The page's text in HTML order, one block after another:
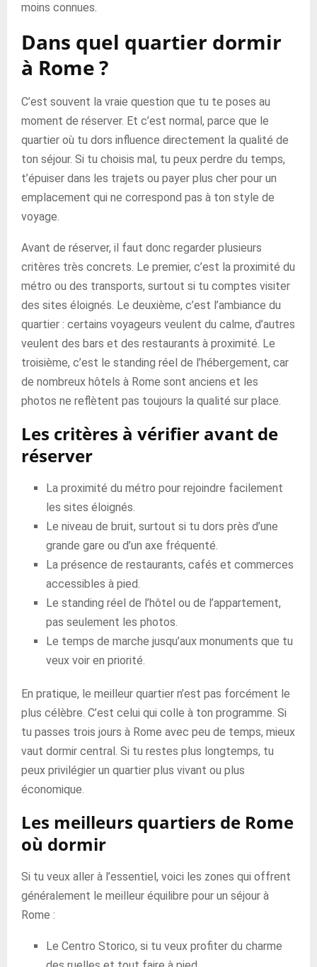
moins connues.
Dans quel quartier dormir
à Rome ?
C’est souvent la vraie question que tu te poses au
moment de réserver. Et c’est normal, parce que le
quartier où tu dors influence directement la qualité de
ton séjour. Si tu choisis mal, tu peux perdre du temps,
t’épuiser dans les trajets ou payer plus cher pour un
emplacement qui ne correspond pas à ton style de
voyage.
Avant de réserver, il faut donc regarder plusieurs
critères très concrets. Le premier, c’est la proximité du
métro ou des transports, surtout si tu comptes visiter
des sites éloignés. Le deuxième, c’est l’ambiance du
quartier : certains voyageurs veulent du calme, d’autres
veulent des bars et des restaurants à proximité. Le
troisième, c’est le standing réel de l’hébergement, car
de nombreux hôtels à Rome sont anciens et les
photos ne reflètent pas toujours la qualité sur place.
Les critères à vérifier avant de
réserver
La proximité du métro pour rejoindre facilement
les sites éloignés.
Le niveau de bruit, surtout si tu dors près d’une
grande gare ou d’un axe fréquenté.
La présence de restaurants, cafés et commerces
accessibles à pied.
Le standing réel de l’hôtel ou de l’appartement,
pas seulement les photos.
Le temps de marche jusqu’aux monuments que tu
veux voir en priorité.
En pratique, le meilleur quartier n’est pas forcément le
plus célèbre. C’est celui qui colle à ton programme. Si
tu passes trois jours à Rome avec peu de temps, mieux
vaut dormir central. Si tu restes plus longtemps, tu
peux privilégier un quartier plus vivant ou plus
économique.
Les meilleurs quartiers de Rome
où dormir
Si tu veux aller à l’essentiel, voici les zones qui offrent
généralement le meilleur équilibre pour un séjour à
Rome :
Le Centro Storico, si tu veux profiter du charme